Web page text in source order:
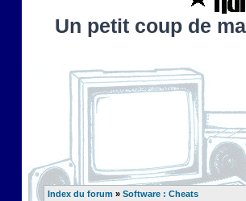
Un petit coup de
Index du forum » Software : Cheats